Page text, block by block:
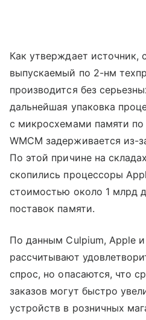
Как утверждает источник,
выпускаемый по 2-нм
производится без
дальнейшая упаковка
с микросхемами памяти по
WMCM задерживается из-
По этой причине на
скопились процессоры
стоимостью около 1 млрд
поставок памяти.
По данным Culpium, Apple
рассчитывают
спрос, но опасаются, что
заказов могут быстро
устройств в розничных